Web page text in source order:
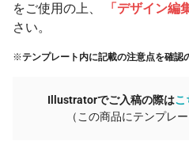
をご使用の上、
「デザイン編
さい。
※テンプレート内に記載の注意点を確認
Illustratorでご入稿の際はこ
（この商品にテンプレ